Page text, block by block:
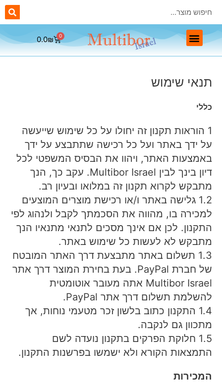
0.0₪
תנאי שימוש
כללי
1 הוראות תקנון זה יחולו על כל שימוש שייעשה
על ידך באתר ועל כל רכישה שתתבצע על ידך
באמצעות האתר, ויהוו את הבסיס המשפטי לכל
דיון בינך לבין Multibor Israel. עקב כך, הנך
מתבקש לקרוא תקנון זה במלואו ובעיון רב.
1.2 גלישה באתר ו/או רכישת מוצרים המוצעים
למכירה בו, מהווה את הסכמתך לקבל ולנהוג לפי
התקנון. לכן אם אינך מסכים לתנאי מתנאיו הנך
מתבקש לא לעשות כל שימוש באתר.
1.3 תשלום באתר מתבצעת דרך האתר המובטח
של חברת PayPal. בעת בחירת המוצר דרך אתר
Multibor Israel אתה מעובר אוטומטית
להשלמת תשלום דרך אתר PayPal.
1.4 התקנון כתוב בלשון זכר מטעמי נוחות, אך
מתכוון גם לנקבה.
1.5 חלוקת הפרקים בתקנון נועדה לשם
התמצאות הקורא ולא ישמשו בפרשנות התקנון.
המכירות